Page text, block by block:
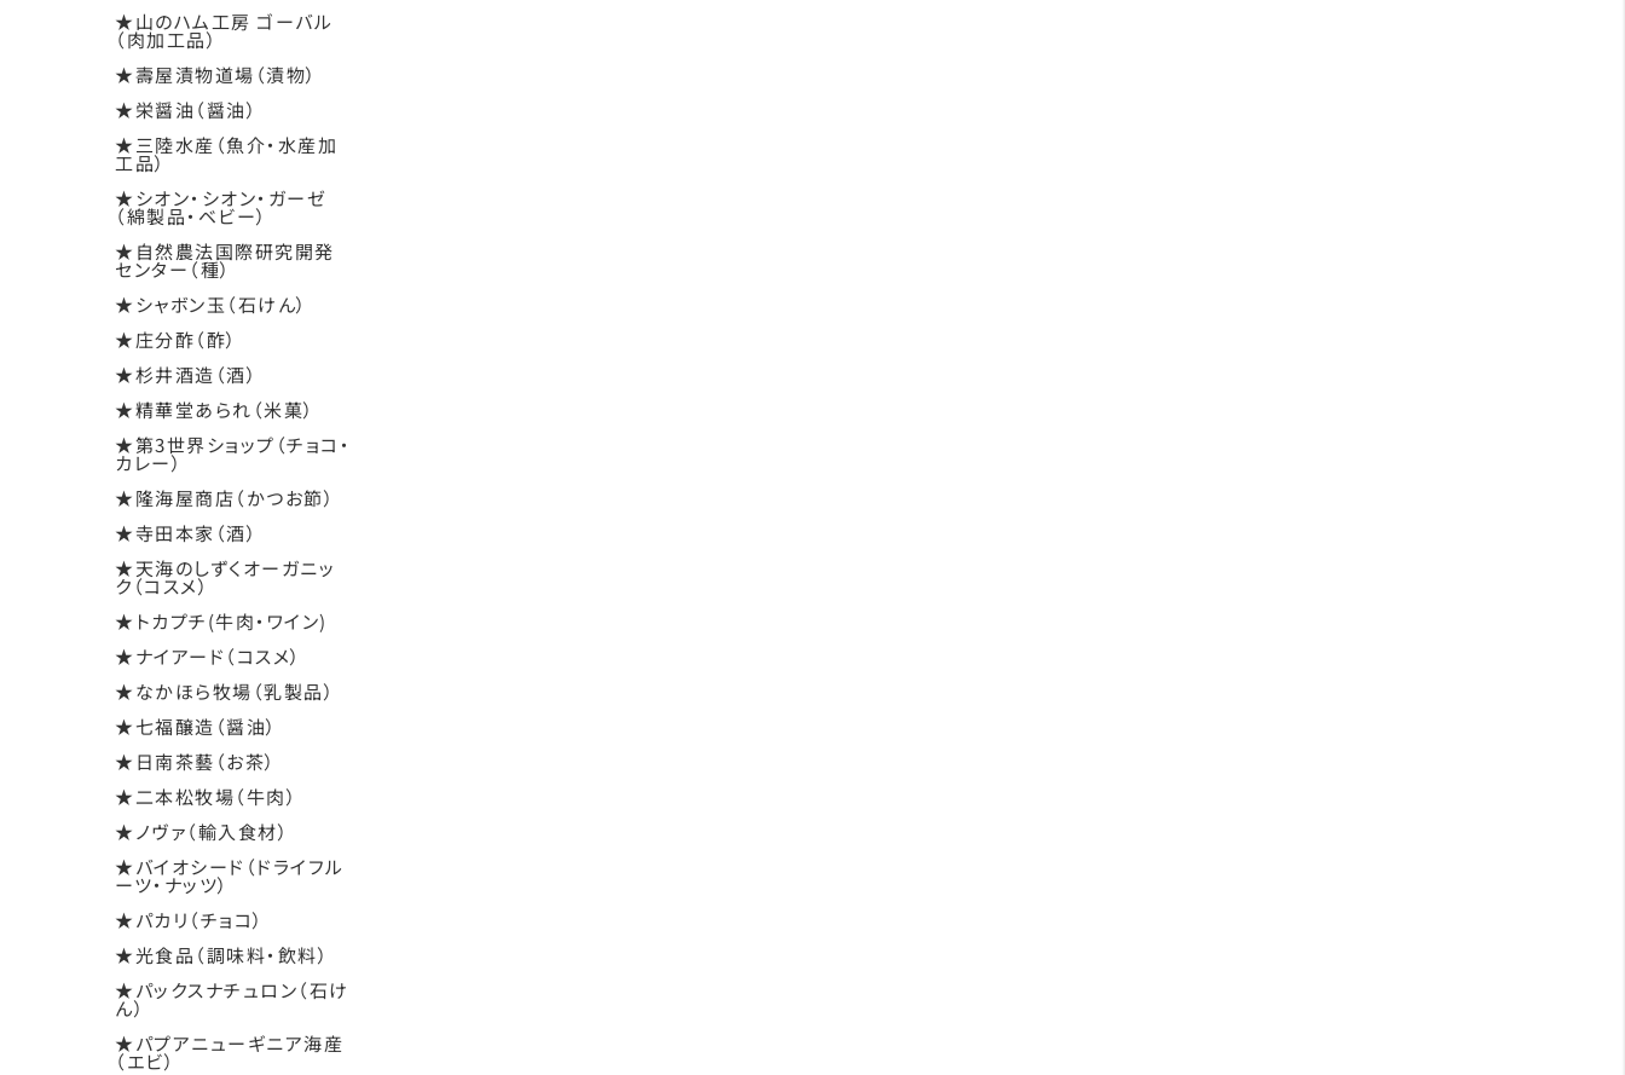
★山のハム工房 ゴーバル
（肉加工品）
★壽屋漬物道場（漬物）
★栄醤油（醤油）
★三陸水産（魚介・水産加
工品）
★シオン・シオン・ガーゼ
（綿製品・ベビー）
★自然農法国際研究開発
センター（種）
★シャボン玉（石けん）
★庄分酢（酢）
★杉井酒造（酒）
★精華堂あられ（米菓）
★第3世界ショップ（チョコ・
カレー）
★隆海屋商店（かつお節）
★寺田本家（酒）
★天海のしずくオーガニッ
ク（コスメ）
★トカプチ(牛肉・ワイン)
★ナイアード（コスメ）
★なかほら牧場（乳製品）
★七福醸造（醤油）
★日南茶藝（お茶）
★二本松牧場（牛肉）
★ノヴァ（輸入食材）
★バイオシード（ドライフル
ーツ・ナッツ）
★パカリ（チョコ）
★光食品（調味料・飲料）
★パックスナチュロン（石け
ん）
★パプアニューギニア海産
（エビ）